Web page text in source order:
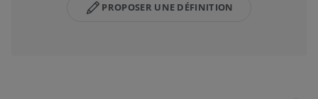
PROPOSER UNE DÉFINITION